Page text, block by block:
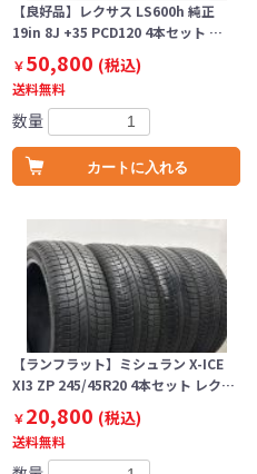
【良好品】レクサス LS600h 純正
19in 8J +35 PCD120 4本セット …
￥50,800 (税込)
送料無料
数量
カートに入れる
【ランフラット】ミシュラン X-ICE
XI3 ZP 245/45R20 4本セット レク…
￥20,800 (税込)
送料無料